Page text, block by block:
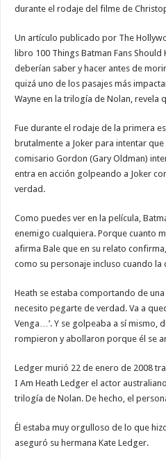
durante el rodaje del filme de
Un artículo publicado por The
libro 100 Things Batman Fans
deberían saber y hacer antes de
quizá uno de los pasajes más
Wayne en la trilogía de Nolan, revela
Fue durante el rodaje de la primera
brutalmente a Joker para intentar
comisario Gordon (Gary Oldman)
entra en acción golpeando a Joker
verdad.
Como puedes ver en la película,
enemigo cualquiera. Porque cuanto
afirma Bale que en su relato
como su personaje incluso cuando
Heath se estaba comportando de
necesito pegarte de verdad. Va a
Venga…’. Y se golpeaba a sí mismo,
rompieron y abollaron porque él se
Ledger murió 22 de enero de 2008
I Am Heath Ledger el actor
trilogía de Nolan. De hecho, el
Él estaba muy orgulloso de lo que
aseguró su hermana Kate Ledger.